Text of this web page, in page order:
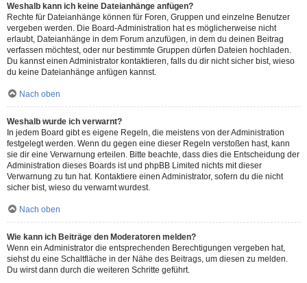
Weshalb kann ich keine Dateianhänge anfügen?
Rechte für Dateianhänge können für Foren, Gruppen und einzelne Benutzer
vergeben werden. Die Board-Administration hat es möglicherweise nicht
erlaubt, Dateianhänge in dem Forum anzufügen, in dem du deinen Beitrag
verfassen möchtest, oder nur bestimmte Gruppen dürfen Dateien hochladen.
Du kannst einen Administrator kontaktieren, falls du dir nicht sicher bist, wieso
du keine Dateianhänge anfügen kannst.
Nach oben
Weshalb wurde ich verwarnt?
In jedem Board gibt es eigene Regeln, die meistens von der Administration
festgelegt werden. Wenn du gegen eine dieser Regeln verstoßen hast, kann
sie dir eine Verwarnung erteilen. Bitte beachte, dass dies die Entscheidung der
Administration dieses Boards ist und phpBB Limited nichts mit dieser
Verwarnung zu tun hat. Kontaktiere einen Administrator, sofern du die nicht
sicher bist, wieso du verwarnt wurdest.
Nach oben
Wie kann ich Beiträge den Moderatoren melden?
Wenn ein Administrator die entsprechenden Berechtigungen vergeben hat,
siehst du eine Schaltfläche in der Nähe des Beitrags, um diesen zu melden.
Du wirst dann durch die weiteren Schritte geführt.